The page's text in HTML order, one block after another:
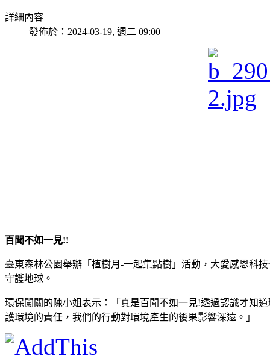
詳細內容
發佈於：2024-03-19, 週二 09:00
百聞不如一見!!
臺東森林公園舉辦「植樹月-一起集點樹」活動，大愛感恩科
守護地球。
環保闖關的陳小姐表示：「真是百聞不如一見!透過認識才知
護環境的責任，我們的行動對環境產生的後果影響深遠。」